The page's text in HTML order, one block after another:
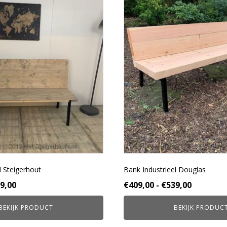
Steigerhout
Prijsklasse:
€369,00
tot
€479,00
PRODUCT
Bank Industrieel Douglas
€409,00 - €539,00
€409,00
tot
€539,00
BEKIJK
Dit
product
heeft
meerdere
variaties.
Deze
optie
kan
gekozen
worden
op
de
productpagina